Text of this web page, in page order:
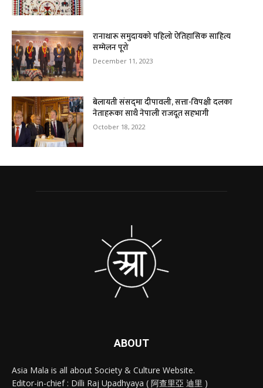
रानाथारू समुदायको पहिलो ऐतिहासिक साहित्य
सम्मेलन पूरो
December 11, 2023
बेलायती संसद्‌मा दीपावली‚ सत्ता-विपक्षी दलका
नेताहरूका साथै नेपाली राजदूत सहभागी
October 18, 2022
ABOUT
Asia Mala is all about Society & Culture Website.
Editor-in-chief : Dilli Raj Upadhyaya ( 阿查里亞 迪里 )